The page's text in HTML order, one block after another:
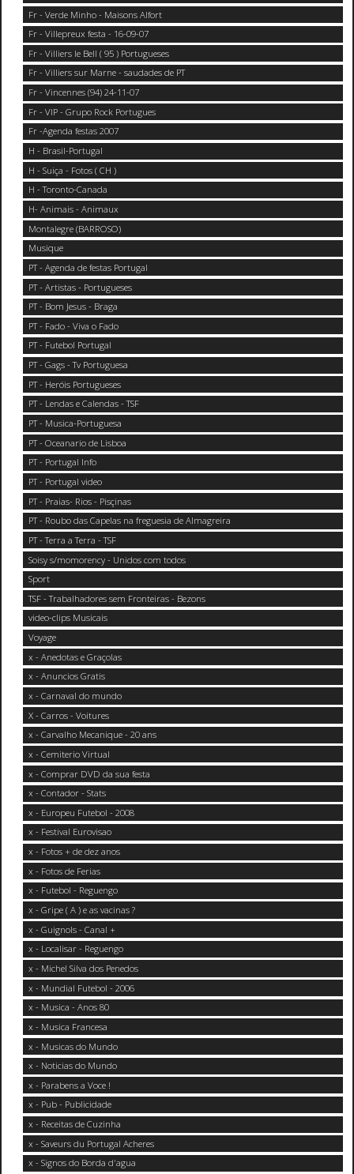
Fr - Verde Minho - Maisons Alfort
Fr - Villepreux festa - 16-09-07
Fr - Villiers le Bell ( 95 ) Portugueses
Fr - Villiers sur Marne - saudades de PT
Fr - Vincennes (94) 24-11-07
Fr - VIP - Grupo Rock Portugues
Fr -Agenda festas 2007
H - Brasil-Portugal
H - Suiça - Fotos ( CH )
H - Toronto-Canada
H- Animais - Animaux
Montalegre (BARROSO)
Musique
PT - Agenda de festas Portugal
PT - Artistas - Portugueses
PT - Bom Jesus - Braga
PT - Fado - Viva o Fado
PT - Futebol Portugal
PT - Gags - Tv Portuguesa
PT - Heróis Portugueses
PT - Lendas e Calendas - TSF
PT - Musica-Portuguesa
PT - Oceanario de Lisboa
PT - Portugal Info
PT - Portugal video
PT - Praias- Rios - Pisçinas
PT - Roubo das Capelas na freguesia de Almagreira
PT - Terra a Terra - TSF
Soisy s/momorency - Unidos com todos
Sport
TSF - Trabalhadores sem Fronteiras - Bezons
video-clips Musicais
Voyage
x - Anedotas e Graçolas
x - Anuncios Gratis
x - Carnaval do mundo
X - Carros - Voitures
x - Carvalho Mecanique - 20 ans
x - Cemiterio Virtual
x - Comprar DVD da sua festa
x - Contador - Stats
x - Europeu Futebol - 2008
x - Festival Eurovisao
x - Fotos + de dez anos
x - Fotos de Ferias
x - Futebol - Reguengo
x - Gripe ( A ) e as vacinas ?
x - Guignols - Canal +
x - Localisar - Reguengo
x - Michel Silva dos Penedos
x - Mundial Futebol - 2006
x - Musica - Anos 80
x - Musica Francesa
x - Musicas do Mundo
x - Noticias do Mundo
x - Parabens a Voce !
x - Pub - Publicidade
x - Receitas de Cuzinha
x - Saveurs du Portugal Acheres
x - Signos do Borda d'agua